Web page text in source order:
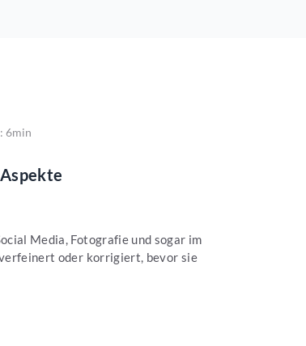
6min
Media, Fotografie und sogar im
oder korrigiert, bevor sie